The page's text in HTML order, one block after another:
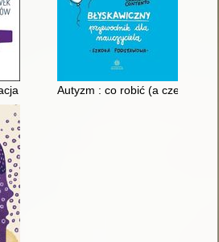
z osobami ze spektrum autyzmu : 35
Autyzm : co robić (a czego nie)